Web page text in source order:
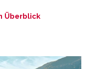
Überblick